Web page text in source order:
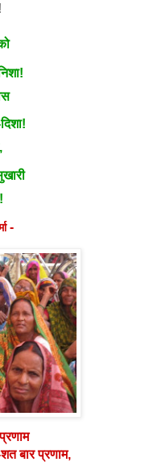
-
बार प्रणाम,